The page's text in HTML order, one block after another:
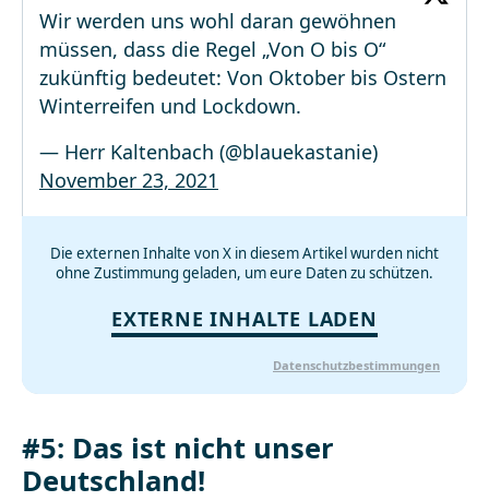
Wir werden uns wohl daran gewöhnen
müssen, dass die Regel „Von O bis O“
zukünftig bedeutet: Von Oktober bis Ostern
Winterreifen und Lockdown.
— Herr Kaltenbach (@blauekastanie)
November 23, 2021
Die externen Inhalte von X in diesem Artikel wurden nicht
ohne Zustimmung geladen, um eure Daten zu schützen.
EXTERNE INHALTE LADEN
Datenschutzbestimmungen
#5: Das ist nicht unser
Deutschland!